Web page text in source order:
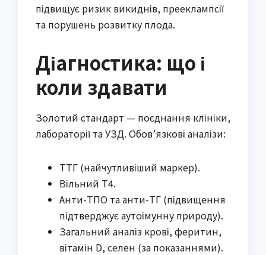
підвищує ризик викиднів, прееклампсії
та порушень розвитку плода.
Діагностика: що і
коли здавати
Золотий стандарт — поєднання клініки,
лабораторії та УЗД. Обов’язкові аналізи:
ТТГ (найчутливіший маркер).
Вільний Т4.
Анти-ТПО та анти-ТГ (підвищення
підтверджує аутоімунну природу).
Загальний аналіз крові, феритин,
вітамін D, селен (за показаннями).